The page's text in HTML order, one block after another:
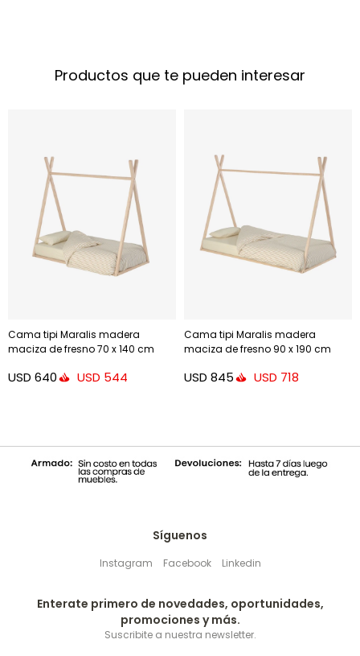
Productos que te pueden interesar
Cama tipi Maralis madera
maciza de fresno 70 x 140 cm
USD 640 USD 544
Cama tipi Maralis madera
maciza de fresno 90 x 190 cm
USD 845 USD 718
Síguenos
Instagram Facebook Linkedin
Enterate primero de novedades, oportunidades,
promociones y más.
Suscribite a nuestra newsletter.